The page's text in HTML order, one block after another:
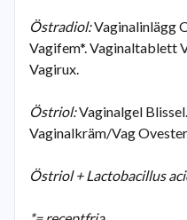
Östradiol:Vaginalinlägg
Vagifem*. Vaginaltablett
Vagirux.
Östriol:Vaginalgel
Vaginalkräm/Vag
Östriol + Lactobacillus